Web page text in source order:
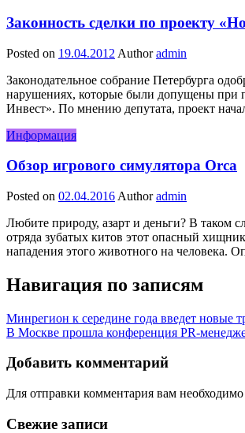
Законность сделки по проекту
Posted on 19.04.2012 Author admin
Законодательное собрание Петербурга
нарушениях, которые были допущены при
Инвест». По мнению депутата, проект
Информация
Обзор игрового симулятора Orca
Posted on 02.04.2016 Author admin
Любите природу, азарт и деньги? В таком
отряда зубатых китов этот опасный
нападения этого животного на человека.
Навигация по записям
Минрегион к середине года введет новые
В Москве прошла конференция PR-
Добавить комментарий
Для отправки комментария вам необходимо
Свежие записи